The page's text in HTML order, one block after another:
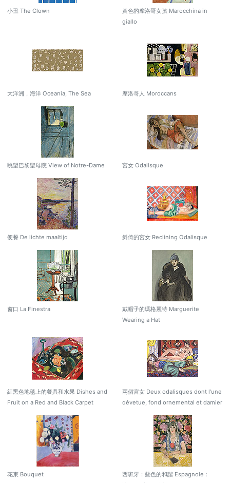
小丑 The Clown
黃色的摩洛哥女孩 Marocchina in
giallo
大洋洲，海洋 Oceania, The Sea 摩洛哥人 Moroccans
眺望巴黎聖母院 View of Notre-Dame 宮女 Odalisque
便餐 De lichte maaltijd 斜倚的宮女 Reclining Odalisque
窗口 La Finestra
戴帽子的瑪格麗特 Marguerite
Wearing a Hat
紅黑色地毯上的餐具和水果 Dishes and
Fruit on a Red and Black Carpet
兩個宮女 Deux odalisques dont l’une
dévetue, fond ornemental et damier
花束 Bouquet
西班牙：藍色的和諧 Espagnole：